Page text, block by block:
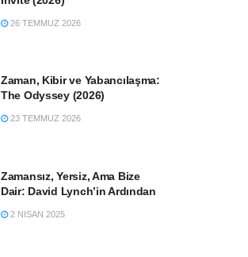
26 TEMMUZ 2026
Zaman, Kibir ve Yabancılaşma:
The Odyssey (2026)
23 TEMMUZ 2026
Zamansız, Yersiz, Ama Bize
Dair: David Lynch’in Ardından
2 NISAN 2025